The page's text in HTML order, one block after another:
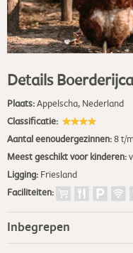
Details
Plaats:Appelscha, Nederland
Classificatie:
Aantal eenoudergezinnen:8 t/
Meest geschikt voor kinderen:
Ligging: Friesland
Faciliteiten:
Inbegrepen